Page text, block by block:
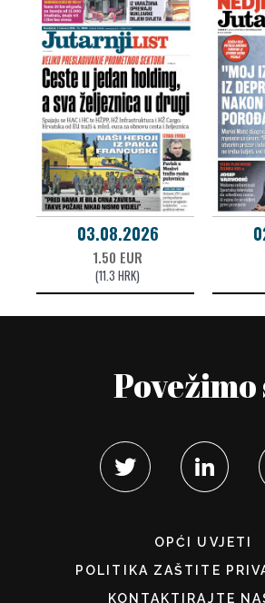
03.08.2026
1.50 EUR
(11.3 HRK)
Povežimo
OPĆI UVJETI
POLITIKA ZAŠTITE
KONTAKTIRAJTE